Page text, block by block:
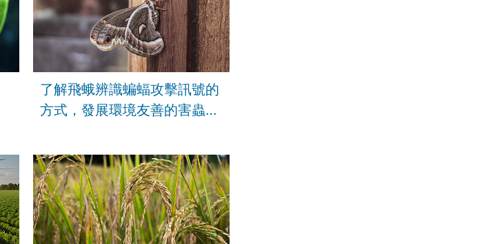
了解飛蛾辨識蝙蝠攻擊訊號的
方式，發展環境友善的害蟲防